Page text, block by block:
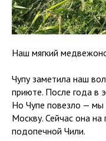
Наш мягкий
Чупу заметила наш
приюте. После года в
Но Чупе повезло — мы
Москву. Сейчас она
подопечной Чили.